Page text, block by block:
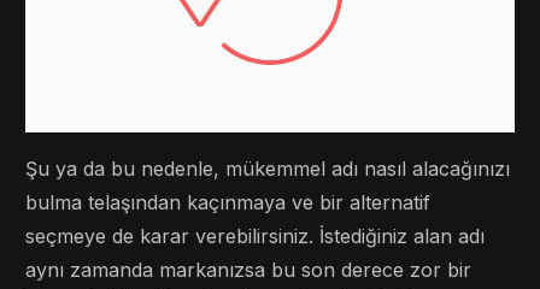
Şu ya da bu nedenle, mükemmel adı nasıl alacağınızı
bulma telaşından kaçınmaya ve bir alternatif
seçmeye de karar verebilirsiniz. İstediğiniz alan adı
aynı zamanda markanızsa bu son derece zor bir